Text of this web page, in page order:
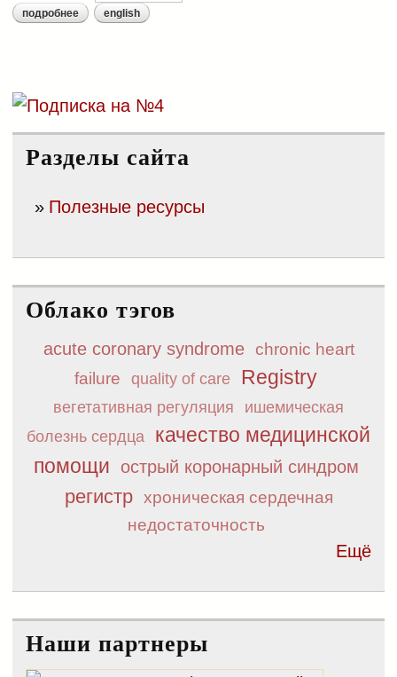
подробнеео типовые клинические портреты
положений о первичной
сосудистых заболеваний
english
Разделы сайта
Полезные ресурсы
Облако тэгов
acute coronary syndrome
chronic heart
failure
quality of care Registry
вегетативная регуляция
ишемическая
болезнь сердца
качество медицинской
помощи
острый коронарный синдром
регистр хроническая сердечная
недостаточность
Ещё
Наши партнеры